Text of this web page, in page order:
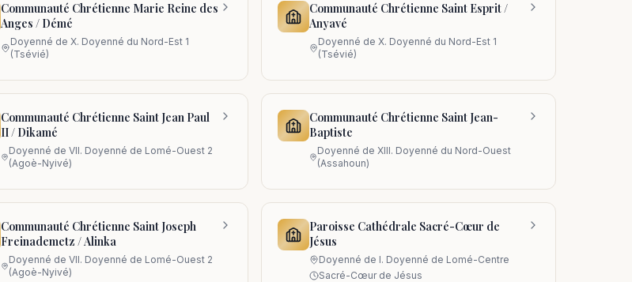
Communauté Chrétienne Marie Reine des
Anges / Démé
Doyenné de X. Doyenné du Nord-Est 1
(Tsévié)
Communauté Chrétienne Saint Esprit /
Anyavé
Doyenné deX. Doyenné du Nord-Est 1
(Tsévié)
Communauté Chrétienne Saint Jean Paul
II / Dikamé
Doyenné de VII. Doyenné de Lomé-Ouest 2
(Agoè-Nyivé)
Communauté Chrétienne Saint Jean-
Baptiste
Doyenné de XIII. Doyenné du Nord-Ouest
(Assahoun)
Communauté Chrétienne Saint Joseph
Freinademetz / Alinka
Doyenné de VII. Doyenné de Lomé-Ouest 2
(Agoè-Nyivé)
Paroisse Cathédrale Sacré-Cœur de
Jésus
Doyenné de I. Doyenné de Lomé-Centre
Sacré-Cœur de Jésus